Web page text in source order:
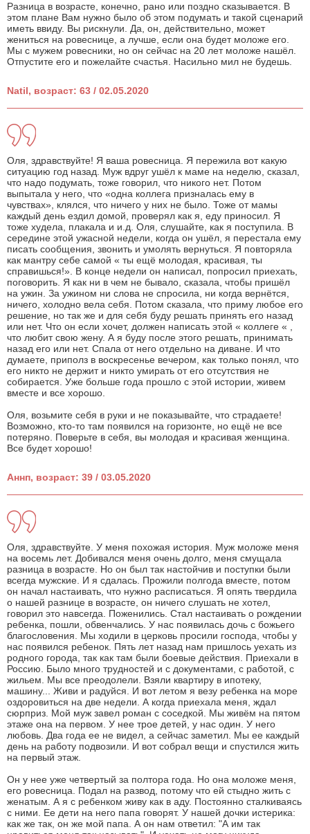
Разница в возрасте, конечно, рано или поздно сказывается. В
этом плане Вам нужно было об этом подумать и такой сценарий
иметь ввиду. Вы рискнули. Да, он, действительно, может
жениться на ровеснице, а лучше, если она будет моложе его.
Мы с мужем ровесники, но он сейчас на 20 лет моложе нашёл.
Отпустите его и пожелайте счастья. Насильно мил не будешь.
Natil, возраст: 63 / 02.05.2020
Оля, здравствуйте! Я ваша ровесница. Я пережила вот какую
ситуацию год назад. Муж вдруг ушёл к маме на неделю, сказал,
что надо подумать, тоже говорил, что никого нет. Потом
выпытала у него, что «одна коллега призналась ему в
чувствах», клялся, что ничего у них не было. Тоже от мамы
каждый день ездил домой, проверял как я, еду приносил. Я
тоже худела, плакала и и.д. Оля, слушайте, как я поступила. В
середине этой ужасной недели, когда он ушёл, я перестала ему
писать сообщения, звонить и умолять вернуться. Я повторяла
как мантру себе самой « ты ещё молодая, красивая, ты
справишься!». В конце недели он написал, попросил приехать,
поговорить. Я как ни в чем не бывало, сказала, чтобы пришёл
на ужин. За ужином ни слова не спросила, ни когда вернётся,
ничего, холодно вела себя. Потом сказала, что приму любое его
решение, но так же и для себя буду решать принять его назад
или нет. Что он если хочет, должен написать этой « коллеге « ,
что любит свою жену. А я буду после этого решать, принимать
назад его или нет. Спала от него отдельно на диване. И что
думаете, приполз в воскресенье вечером, как только понял, что
его никто не держит и никто умирать от его отсутствия не
собирается. Уже больше года прошло с этой истории, живем
вместе и все хорошо.
Оля, возьмите себя в руки и не показывайте, что страдаете!
Возможно, кто-то там появился на горизонте, но ещё не все
потеряно. Поверьте в себя, вы молодая и красивая женщина.
Все будет хорошо!
Аннп, возраст: 39 / 03.05.2020
Оля, здравствуйте. У меня похожая история. Муж моложе меня
на восемь лет. Добивался меня очень долго, меня смущала
разница в возрасте. Но он был так настойчив и поступки были
всегда мужские. И я сдалась. Прожили полгода вместе, потом
он начал настаивать, что нужно расписаться. Я опять твердила
о нашей разнице в возрасте, он ничего слушать не хотел,
говорил это навсегда. Поженились. Стал настаивать о рождении
ребенка, пошли, обвенчались. У нас появилась дочь с божьего
благословения. Мы ходили в церковь просили господа, чтобы у
нас появился ребенок. Пять лет назад нам пришлось уехать из
родного города, так как там были боевые действия. Приехали в
Россию. Было много трудностей и с документами, с работой, с
жильем. Мы все преодолели. Взяли квартиру в ипотеку,
машину... Живи и радуйся. И вот летом я везу ребенка на море
оздоровиться на две недели. А когда приехала меня, ждал
сюрприз. Мой муж завел роман с соседкой. Мы живём на пятом
этаже она на первом. У нее трое детей, у нас один. У него
любовь. Два года ее не видел, а сейчас заметил. Мы ее каждый
день на работу подвозили. И вот собрал вещи и спустился жить
на первый этаж.
Он у нее уже четвертый за полтора года. Но она моложе меня,
его ровесница. Подал на развод, потому что ей стыдно жить с
женатым. А я с ребенком живу как в аду. Постоянно сталкиваясь
с ними. Ее дети на него папа говорят. У нашей дочки истерика:
как же так, он же мой папа. А он нам ответил: "А им так